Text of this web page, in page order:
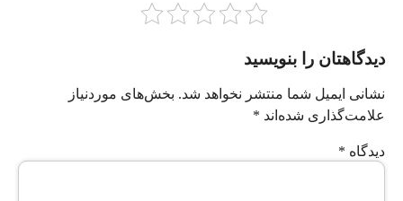
دیدگاهتان را بنویسید
نشانی ایمیل شما منتشر نخواهد شد. بخش‌های موردنیاز
علامت‌گذاری شده‌اند *
دیدگاه *